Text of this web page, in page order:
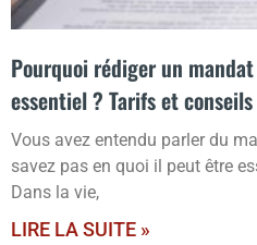
Pourquoi rédiger un
essentiel ? Tarifs et conseils
Vous avez entendu parler du
savez pas en quoi il peut être
Dans la vie,
LIRE LA SUITE »